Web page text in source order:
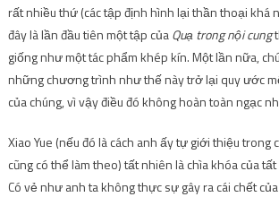
rất nhiều thứ (các tập định hình lại thần thoại khá
đây là lần đầu tiên một tập củaQuạ trong nội cung
giống như một tác phẩm khép kín. Một lần nữa,
những chương trình như thế này trở lại quy ước
của chúng, vì vậy điều đó không hoàn toàn ngạc
Xiao Yue (nếu đó là cách anh ấy tự giới thiệu trong
cũng có thể làm theo) tất nhiên là chìa khóa của
Có vẻ như anh ta không thực sự gây ra cái chết